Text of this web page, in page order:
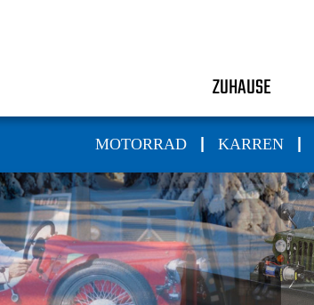
ZUHAUSE
MOTORRAD KARREN